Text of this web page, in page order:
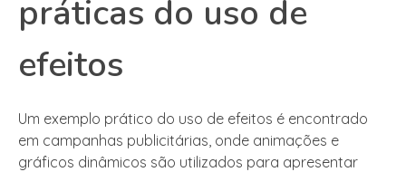
práticas do uso de
efeitos
Um exemplo prático do uso de efeitos é encontrado
em campanhas publicitárias, onde animações e
gráficos dinâmicos são utilizados para apresentar